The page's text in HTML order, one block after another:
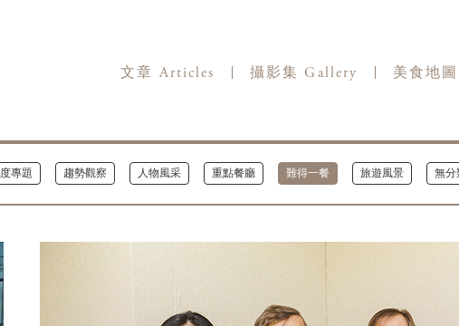
文章 Articles 攝影集 Gallery 美食地
專題 趨勢觀察 人物風采 重點餐廳 難得一餐 旅遊風景 無分